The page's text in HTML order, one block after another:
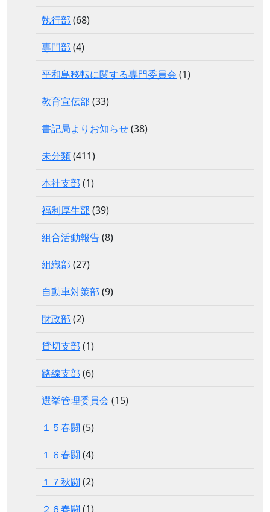
執行部 (68)
専門部 (4)
平和島移転に関する専門委員会 (1)
教育宣伝部 (33)
書記局よりお知らせ(38)
未分類(411)
本社支部 (1)
福利厚生部 (39)
組合活動報告(8)
組織部 (27)
自動車対策部 (9)
財政部 (2)
貸切支部 (1)
路線支部 (6)
選挙管理委員会 (15)
１５春闘 (5)
１６春闘 (4)
１７秋闘 (2)
２６春闘 (1)